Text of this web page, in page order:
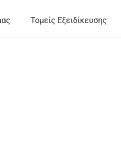
Τομείς Εξειδίκευσης